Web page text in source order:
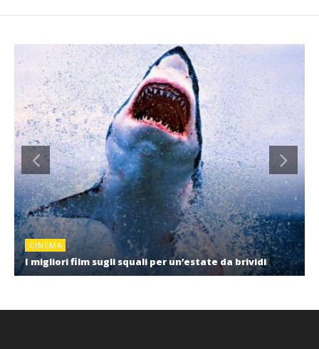
CINEMA
I migliori film sugli squali per un’estate da brividi